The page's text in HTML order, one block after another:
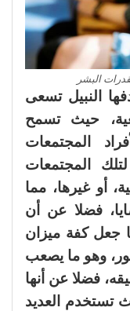
البشر
النبيل تسعى
حيث تسمح
المجتمعات
المجتمعات
أو غيرها، مما
فضلا عن أن
جعل كفة ميزان
وهو ما يصعب
فضلا عن أنها
تستخدم العديد